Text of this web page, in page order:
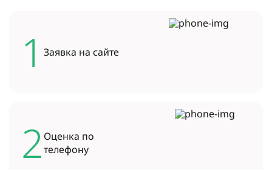
1 Заявка на сайте
2 Оценка по
телефону